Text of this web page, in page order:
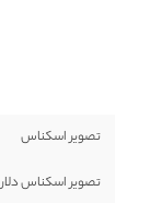
تصویر اسکناس
تصویر اسکناس دلار